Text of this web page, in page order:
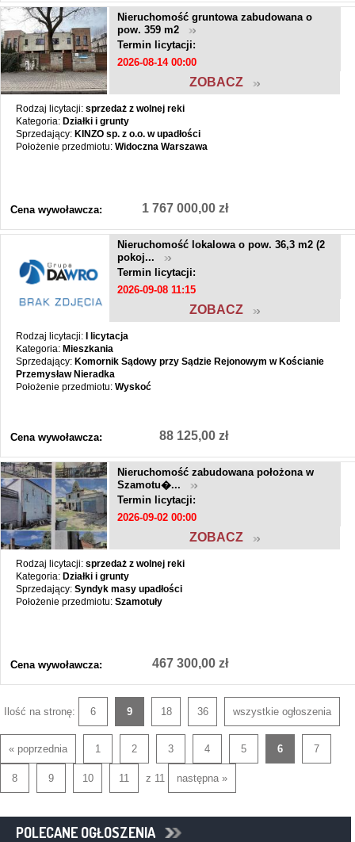
Nieruchomość gruntowa zabudowana o
pow. 359 m2
Termin licytacji:
2026-08-14 00:00
ZOBACZ
Rodzaj licytacji: sprzedaż z wolnej reki
Kategoria: Działki i grunty
Sprzedający: KINZO sp. z o.o. w upadłości
Położenie przedmiotu: Widoczna Warszawa
Cena wywoławcza: 1 767 000,00 zł
Nieruchomość lokalowa o pow. 36,3 m2 (2
pokoj...
Termin licytacji:
2026-09-08 11:15
ZOBACZ
Rodzaj licytacji: I licytacja
Kategoria: Mieszkania
Sprzedający: Komornik Sądowy przy Sądzie Rejonowym w Kościanie
Przemysław Nieradka
Położenie przedmiotu: Wyskoć
Cena wywoławcza: 88 125,00 zł
Nieruchomość zabudowana położona w
Szamotu�...
Termin licytacji:
2026-09-02 00:00
ZOBACZ
Rodzaj licytacji: sprzedaż z wolnej reki
Kategoria: Działki i grunty
Sprzedający: Syndyk masy upadłości
Położenie przedmiotu: Szamotuły
Cena wywoławcza: 467 300,00 zł
Ilość na stronę: 6 9 18 36 wszystkie ogłoszenia
« poprzednia 1 2 3 4 5 6 7
8 9 10 11 z 11 następna »
POLECANE OGŁOSZENIA